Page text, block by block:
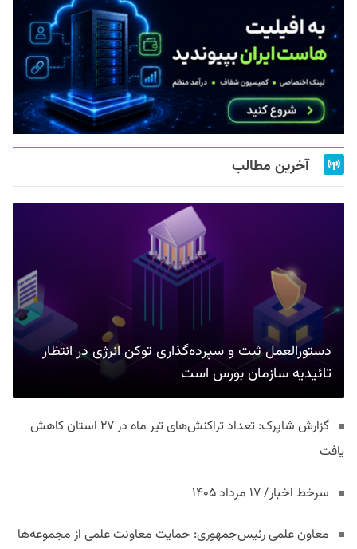
آخرین مطالب
دستورالعمل ثبت و سپرده‌گذاری توکن انرژی در انتظار
تائیدیه سازمان بورس است
گزارش شاپرک: تعداد تراکنش‌های تیر ماه در ۲۷ استان‌ کاهش
یافت
سرخط اخبار/ ۱۷ مرداد ۱۴۰۵
معاون علمی رئیس‌جمهوری: حمایت معاونت علمی از مجموعه‌ها